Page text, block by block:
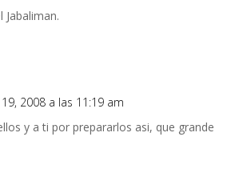
2008 a las 11:19 am
y a ti por prepararlos asi, que grande